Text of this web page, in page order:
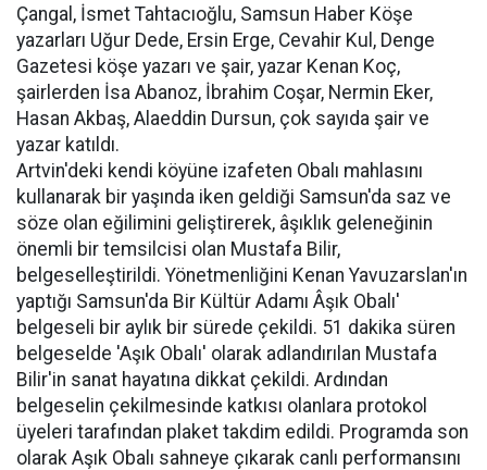
Çangal, İsmet Tahtacıoğlu, Samsun Haber Köşe
yazarları Uğur Dede, Ersin Erge, Cevahir Kul, Denge
Gazetesi köşe yazarı ve şair, yazar Kenan Koç,
şairlerden İsa Abanoz, İbrahim Coşar, Nermin Eker,
Hasan Akbaş, Alaeddin Dursun, çok sayıda şair ve
yazar katıldı.
Artvin'deki kendi köyüne izafeten Obalı mahlasını
kullanarak bir yaşında iken geldiği Samsun'da saz ve
söze olan eğilimini geliştirerek, âşıklık geleneğinin
önemli bir temsilcisi olan Mustafa Bilir,
belgeselleştirildi. Yönetmenliğini Kenan Yavuzarslan'ın
yaptığı Samsun'da Bir Kültür Adamı Âşık Obalı'
belgeseli bir aylık bir sürede çekildi. 51 dakika süren
belgeselde 'Aşık Obalı' olarak adlandırılan Mustafa
Bilir'in sanat hayatına dikkat çekildi. Ardından
belgeselin çekilmesinde katkısı olanlara protokol
üyeleri tarafından plaket takdim edildi. Programda son
olarak Aşık Obalı sahneye çıkarak canlı performansını